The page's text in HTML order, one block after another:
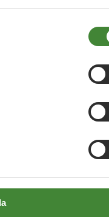
hjälp oss